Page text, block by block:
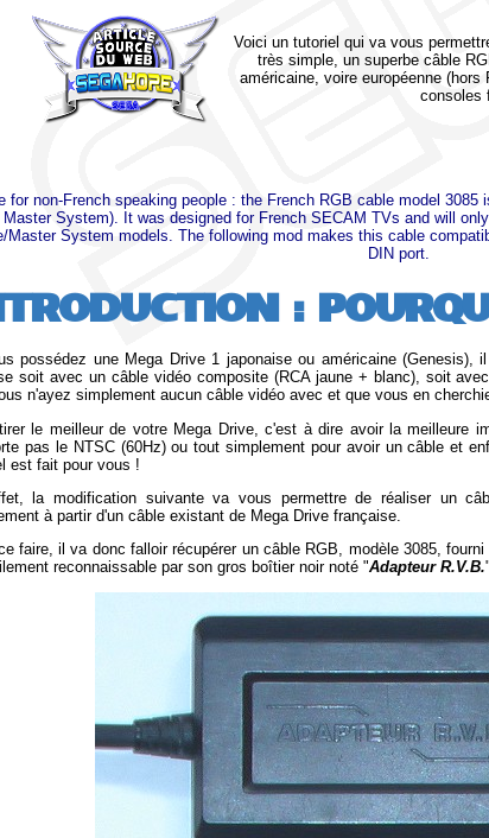
Voici un tutoriel qui va vous
très simple, un superbe câble
américaine, voire européenne
consoles
for non-French speaking people : the French RGB cable model
Master System). It was designed for French SECAM TVs and will
Master System models. The following mod makes this cable
DIN port.
:
possédez une Mega Drive 1 japonaise ou américaine
soit avec un câble vidéo composite (RCA jaune + blanc), soit
n'ayez simplement aucun câble vidéo avec et que vous en
le meilleur de votre Mega Drive, c'est à dire avoir la meilleure
pas le NTSC (60Hz) ou tout simplement pour avoir un câble et
est fait pour vous !
la modification suivante va vous permettre de réaliser un
à partir d'un câble existant de Mega Drive française.
faire, il va donc falloir récupérer un câble RGB, modèle 3085,
reconnaissable par son gros boîtier noir noté "Adapteur R.V.B.